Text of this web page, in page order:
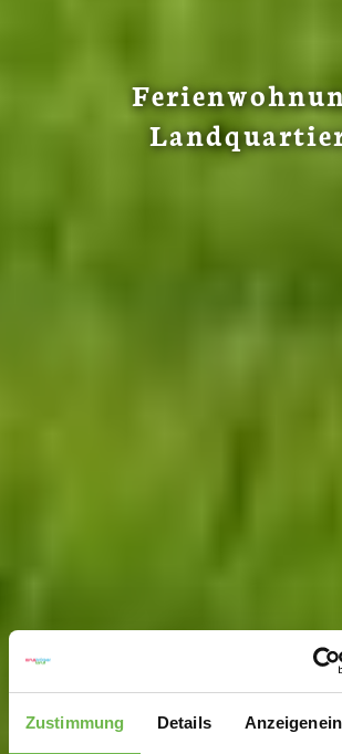
Zustimmung Details